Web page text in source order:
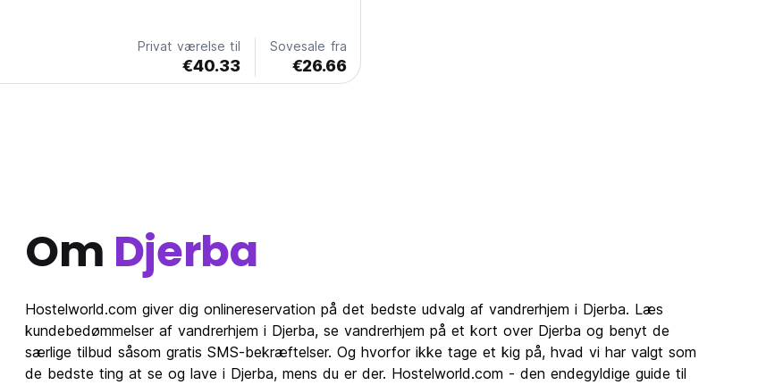
Privat værelse til
€40.33
Sovesale fra
€26.66
Om Djerba
Hostelworld.com giver dig onlinereservation på det bedste udvalg af vandrerhjem i Djerba. Læs
kundebedømmelser af vandrerhjem i Djerba, se vandrerhjem på et kort over Djerba og benyt de
særlige tilbud såsom gratis SMS-bekræftelser. Og hvorfor ikke tage et kig på, hvad vi har valgt som
de bedste ting at se og lave i Djerba, mens du er der. Hostelworld.com - den endegyldige guide til